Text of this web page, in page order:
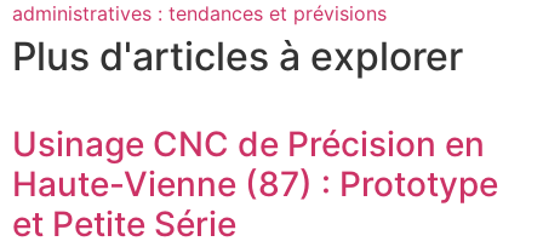
administratives : tendances et prévisions
Plus d'articles à explorer
Usinage CNC de Précision en
Haute-Vienne (87) : Prototype
et Petite Série